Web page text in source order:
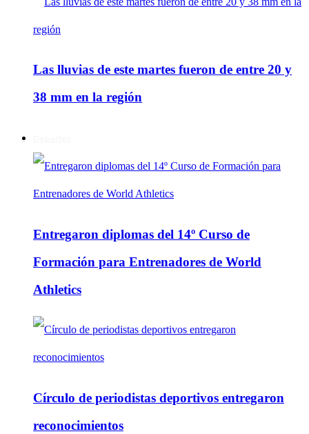
Las lluvias de este martes fueron de entre 20 y
38 mm en la región
Entregaron diplomas del 14º Curso de
Formación para Entrenadores de World
Athletics
Círculo de periodistas deportivos entregaron
reconocimientos